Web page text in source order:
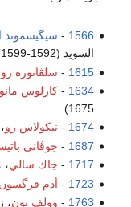
1566
- سيگيسموند
السويد (1592-1599) (ت. 1632)
1615
- سلڤاتوره
1634
-كارلوس
1675).
1674
- نيكولاس رو
1687
- جوڤاني
1717
- جاك سالي،
1723
- أدم فرگسون
1763
- وولف تون،